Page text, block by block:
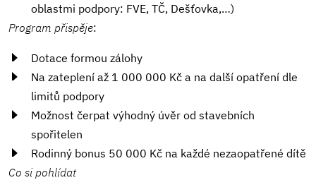
oblastmi podpory: FVE, TČ, Dešťovka,…)
Program přispěje:
Dotace formou zálohy
Na zateplení až 1 000 000 Kč a na další opatření dle
limitů podpory
Možnost čerpat výhodný úvěr od stavebních
spořitelen
Rodinný bonus 50 000 Kč na každé nezaopatřené dítě
Co si pohlídat